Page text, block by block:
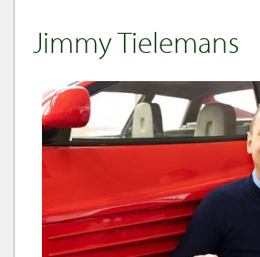
Jimmy Tielemans